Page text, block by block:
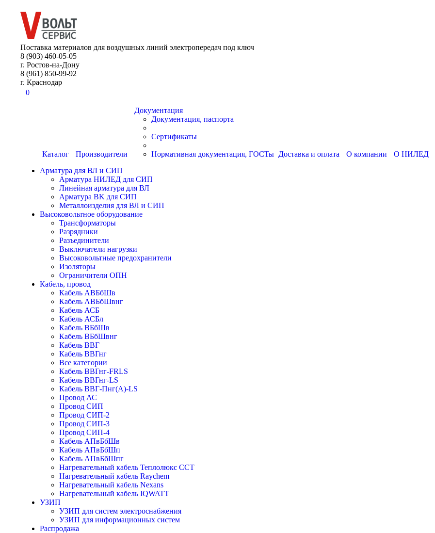
Поставка материалов для воздушных линий электропередач под ключ
8 (903) 460-05-05
г. Ростов-на-Дону
8 (961) 850-99-92
г. Краснодар
0
Каталог Производители
Документация
Документация, паспорта
Сертификаты
Нормативная документация, ГОСТы Доставка и оплата О компании О НИЛЕД
Арматура для ВЛ и СИП
Арматура НИЛЕД для СИП
Линейная арматура для ВЛ
Арматура BK для СИП
Металлоизделия для ВЛ и СИП
Высоковольтное оборудование
Трансформаторы
Разрядники
Разъединители
Выключатели нагрузки
Высоковольтные предохранители
Изоляторы
Ограничители ОПН
Кабель, провод
Кабель АВБбШв
Кабель АВБбШвнг
Кабель АСБ
Кабель АСБл
Кабель ВБбШв
Кабель ВБбШвнг
Кабель ВВГ
Кабель ВВГнг
Все категории
Кабель ВВГнг-FRLS
Кабель ВВГнг-LS
Кабель ВВГ-Пнг(А)-LS
Провод АС
Провод СИП
Провод СИП-2
Провод СИП-3
Провод СИП-4
Кабель АПвБбШв
Кабель АПвБбШп
Кабель АПвБбШпг
Нагревательный кабель Теплолюкс ССТ
Нагревательный кабель Raychem
Нагревательный кабель Nexans
Нагревательный кабель IQWATT
УЗИП
УЗИП для систем электроснабжения
УЗИП для информационных систем
Распродажа